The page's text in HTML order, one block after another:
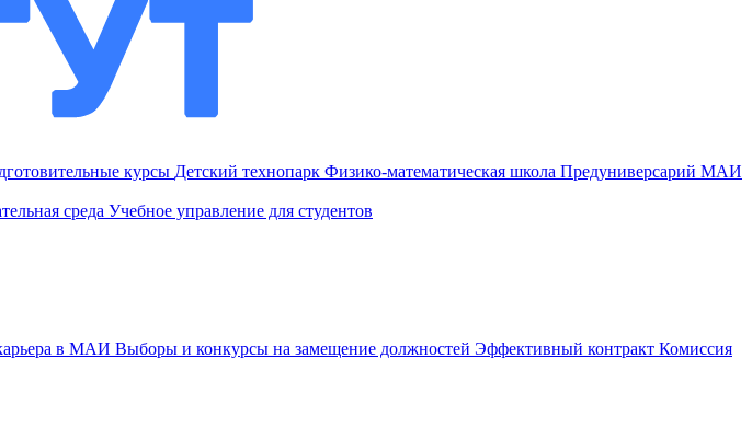
курсы Детский технопарк Физико-математическая школа Предуниверсарий МАИ
среда Учебное управление для студентов
в МАИ Выборы и конкурсы на замещение должностей Эффективный контракт Комиссия